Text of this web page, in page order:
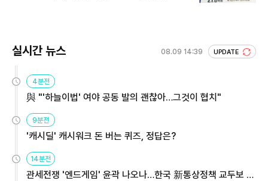
실시간 뉴스 08.09 14:39 UPDATE
4분전
與 "'하늘이법' 여야 공동 발의 괜찮아…그것이 협치"
9분전
'캐시딜' 캐시워크 돈 버는 퀴즈, 정답은?
14분전
관세전쟁 '엔드게임' 윤곽 나오나…한국 新통상정책 교두보 활